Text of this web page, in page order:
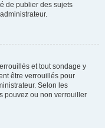
de publier des sujets
et tout sondage y
être verrouillés pour
Selon les
pouvez ou non verrouiller